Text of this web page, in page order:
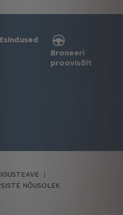
Esindused
Broneeri
proovisõit
NÕUSOLEK